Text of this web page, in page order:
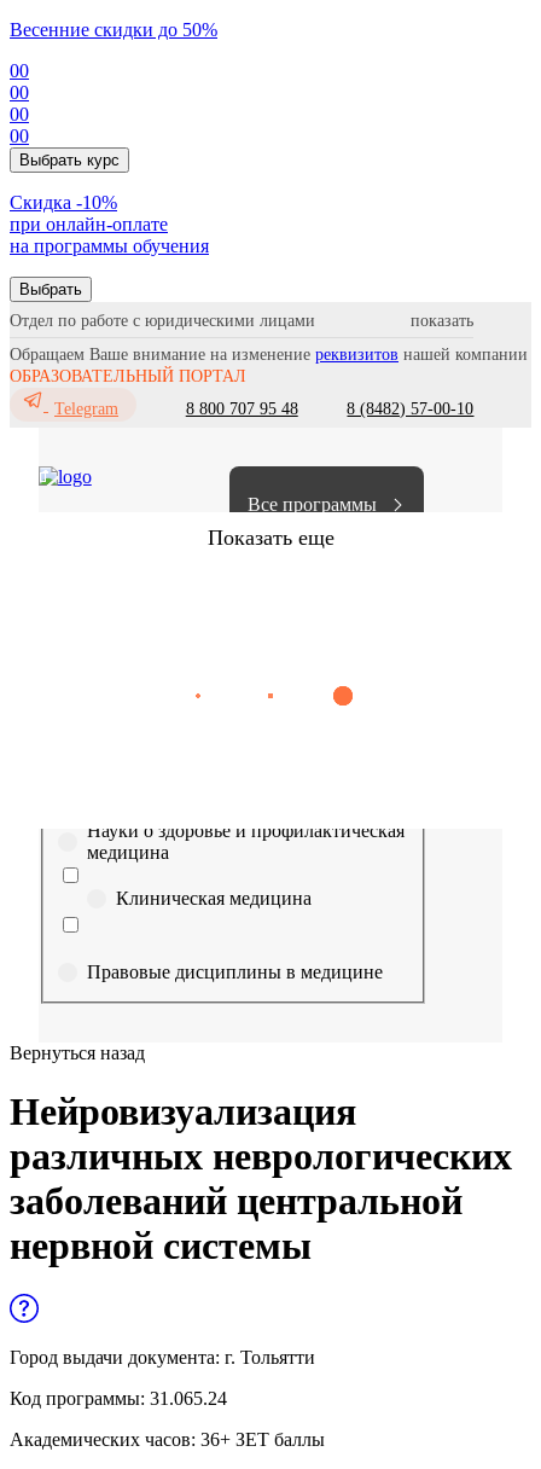
Весенние скидки до 50%
00
00
00
00
Выбрать курс
Cкидка -10%
при онлайн-оплате
на программы обучения
Выбрать
Отдел по работе с юридическими лицами
Обращаем Ваше внимание на изменение реквизитов нашей компании
ОБРАЗОВАТЕЛЬНЫЙ ПОРТАЛ
Telegram
8 800 707 95 48 8 (8482) 57-00-10
Все программы
Показать еще
Эпидемиология Медицинская помощь
Выберите направление
Науки о здоровье и профилактическая
медицина
Клиническая медицина
Правовые дисциплины в медицине
медицине
Здравоохранение и медицинские
науки
Образование и педагогические науки
и служащих
История и археология
Вернуться назад
Нейровизуализация
различных неврологических
заболеваний центральной
нервной системы
Город выдачи документа: г. Тольятти
Код программы: 31.065.24
Академических часов: 36+ ЗЕТ баллы